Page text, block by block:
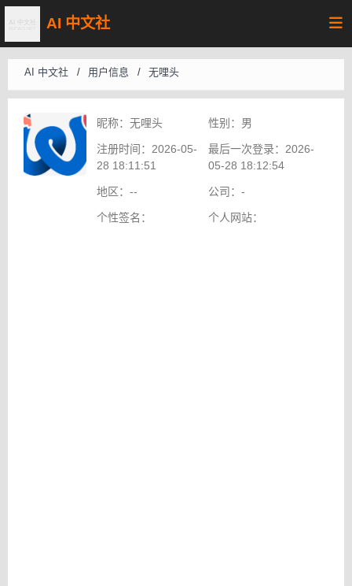
AI 中文社
AI 中文社 / 用户信息 / 无哩头
昵称： 无哩头 性别： 男
注册时间： 2026-05-
28 18:11:51
最后一次登录： 2026-
05-28 18:12:54
地区： -- 公司： -
个性签名： 个人网站：